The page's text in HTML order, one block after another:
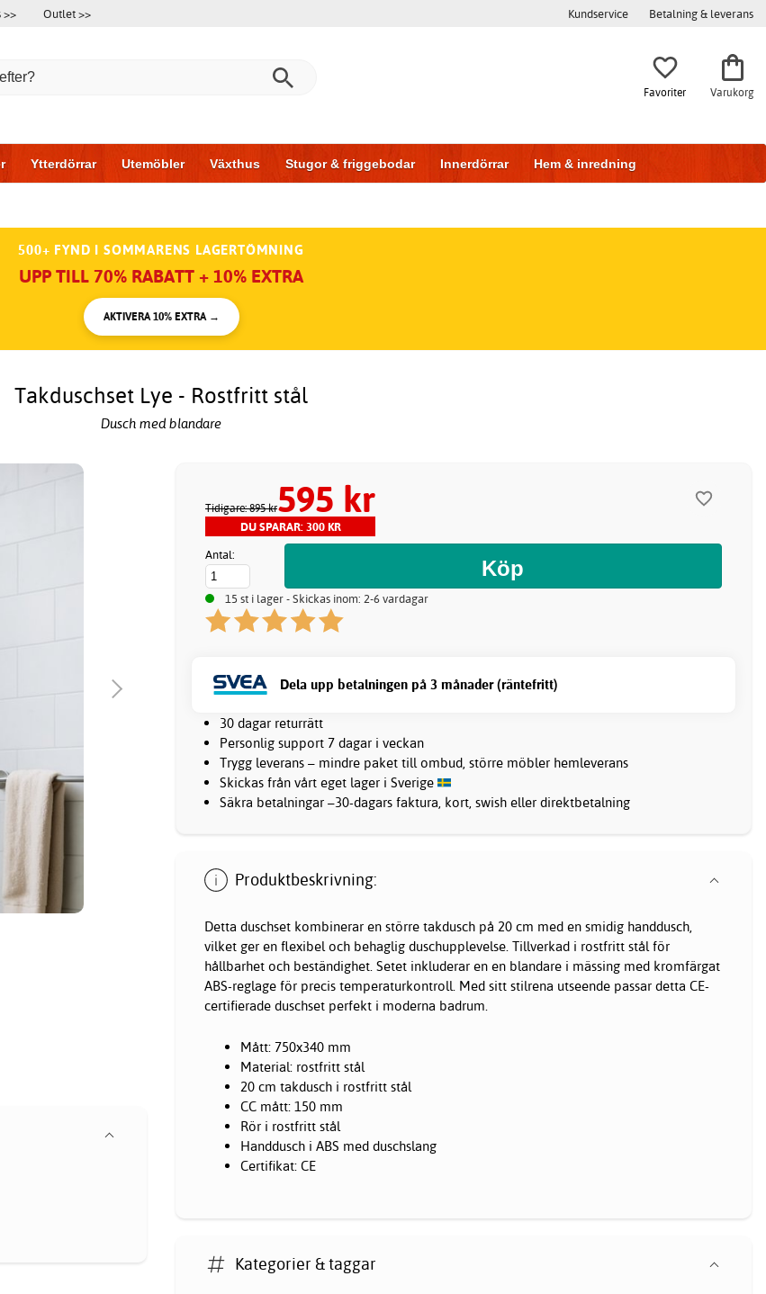
>> Outlet >> Kundservice Betalning & leverans
Favoriter Varukorg
Ytterdörrar Utemöbler Växthus Stugor & friggebodar Innerdörrar Hem & inredning
500+ FYND I SOMMARENS LAGERTÖMNING
UPP TILL 70% RABATT + 10% EXTRA
AKTIVERA 10% EXTRA →
Takduschset Lye - Rostfritt stål
Dusch med blandare
Tidigare: 895 kr595 kr
DU SPARAR: 300 KR
Antal:
15 st i lager - Skickas inom: 2-6 vardagar
Dela upp betalningen på 3 månader (räntefritt)
30 dagar returrätt
Personlig support 7 dagar i veckan
Trygg leverans – mindre paket till ombud, större möbler hemleverans
Skickas från vårt eget lager i Sverige
Säkra betalningar –30-dagars faktura, kort, swish eller direktbetalning
Produktbeskrivning:
Detta duschset kombinerar en större takdusch på 20 cm med en smidig handdusch,
vilket ger en flexibel och behaglig duschupplevelse. Tillverkad i rostfritt stål för
hållbarhet och beständighet. Setet inkluderar en en blandare i mässing med kromfärgat
ABS-reglage för precis temperaturkontroll. Med sitt stilrena utseende passar detta CE-
certifierade duschset perfekt i moderna badrum.
Mått: 750x340 mm
Material: rostfritt stål
20 cm takdusch i rostfritt stål
CC mått: 150 mm
Rör i rostfritt stål
Handdusch i ABS med duschslang
Certifikat: CE
Kategorier & taggar